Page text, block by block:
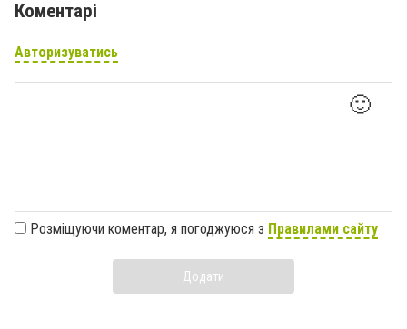
Коментарі
Авторизуватись
🙂
Розміщуючи коментар, я погоджуюся з Правилами сайту
Додати